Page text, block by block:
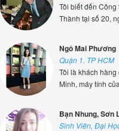
Tôi biết đến Công
Thành tại số 20,
Ngô Mai Phương
Quận 1. TP HCM
Tôi là khách
Minh, máy tính
Bạn Nhung, Sơn
Sinh Viên, Đại